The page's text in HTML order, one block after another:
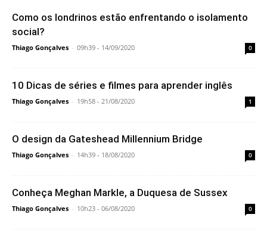
Como os londrinos estão enfrentando o isolamento
social?
Thiago Gonçalves - 09h39 - 14/09/2020 0
10 Dicas de séries e filmes para aprender inglês
Thiago Gonçalves - 19h58 - 21/08/2020 1
O design da Gateshead Millennium Bridge
Thiago Gonçalves - 14h39 - 18/08/2020 0
Conheça Meghan Markle, a Duquesa de Sussex
Thiago Gonçalves - 10h23 - 06/08/2020 0